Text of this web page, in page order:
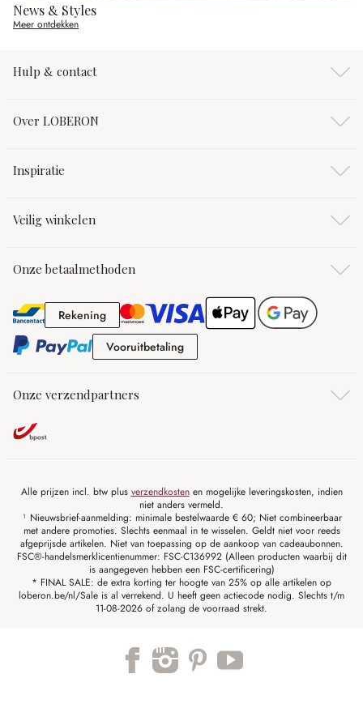
News & Styles
Meer ontdekken
Hulp & contact
Over LOBERON
Inspiratie
Veilig winkelen
Onze betaalmethoden
RekeningRekening
VooruitbetalingVooruitbetaling
Onze verzendpartners
Alle prijzen incl. btw plus verzendkostenen mogelijke leveringskosten, indien
niet anders vermeld.
¹ Nieuwsbrief-aanmelding: minimale bestelwaarde € 60; Niet combineerbaar
met andere promoties. Slechts eenmaal in te wisselen. Geldt niet voor reeds
afgeprijsde artikelen. Niet van toepassing op de aankoop van cadeaubonnen.
FSC®-handelsmerklicentienummer: FSC-C136992 (Alleen producten waarbij dit
is aangegeven hebben een FSC-certificering)
* FINAL SALE: de extra korting ter hoogte van 25% op alle artikelen op
loberon.be/nl/Sale is al verrekend. U heeft geen actiecode nodig. Slechts t/m
11-08-2026 of zolang de voorraad strekt.